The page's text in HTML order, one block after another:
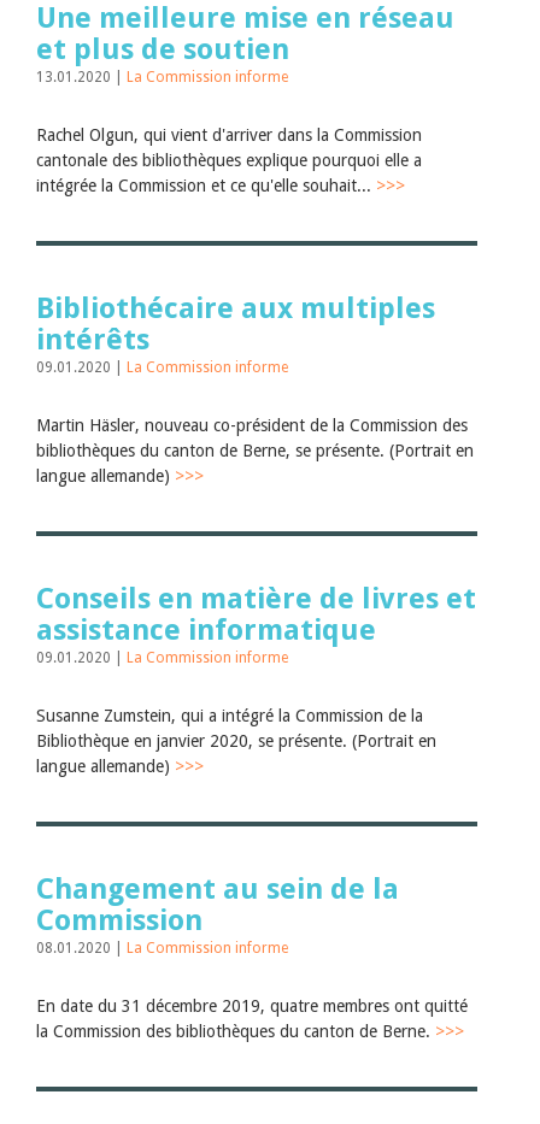
Décembre 2025
Novembre 2025
Septembre 2025
Juillet 2025
Mars 2025
Février 2025
Janvier 2025
2022
2020
2019
2018
2017
2014
2013
2012
Une meilleure mise en réseau
et plus de soutien
13.01.2020 | La Commission informe
Rachel Olgun, qui vient d'arriver dans la Commission
cantonale des bibliothèques explique pourquoi elle a
intégrée la Commission et ce qu'elle souhait... >>>
Bibliothécaire aux multiples
intérêts
09.01.2020 | La Commission informe
Martin Häsler, nouveau co-président de la Commission des
bibliothèques du canton de Berne, se présente. (Portrait en
langue allemande) >>>
Conseils en matière de livres et
assistance informatique
09.01.2020 | La Commission informe
Susanne Zumstein, qui a intégré la Commission de la
Bibliothèque en janvier 2020, se présente. (Portrait en
langue allemande) >>>
Changement au sein de la
Commission
08.01.2020 | La Commission informe
En date du 31 décembre 2019, quatre membres ont quitté
la Commission des bibliothèques du canton de Berne. >>>